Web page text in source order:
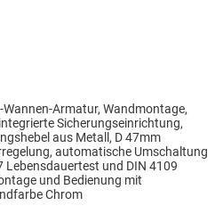
Wannen-Armatur, Wandmontage,
Sicherungseinrichtung,
aus Metall, D 47mm
automatische Umschaltung
Lebensdauertest und DIN 4109
und Bedienung mit
Chrom